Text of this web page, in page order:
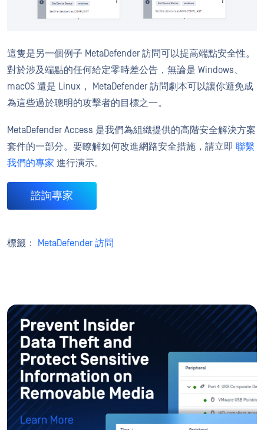
這隻是另一個例子 MetaDefender 訪問可以提高端點安全性。
對於涉及端點的任何給定零時差公告，無論是 Windows、
macOS 還是 Linux， MetaDefender 訪問劇本可以讓你避免成
為這些過於聰明的攻擊者的目標之一。
MetaDefender Access 是我們為組織提供的高階安全解決方案
套件的一部分。要瞭解如何改進網路安全措施，請立即 聯繫
我們的專家 進行演示。
諮詢專家
標籤： MetaDefender 訪問